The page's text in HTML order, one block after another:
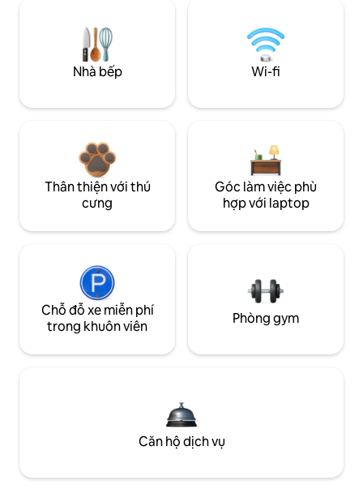
Nhà bếp Wi-fi
Thân thiện với thú
cưng
Góc làm việc phù
hợp với laptop
Chỗ đỗ xe miễn phí
trong khuôn viên
Phòng gym
Căn hộ dịch vụ